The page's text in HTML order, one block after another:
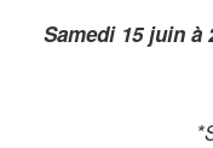
Samedi 15 juin à